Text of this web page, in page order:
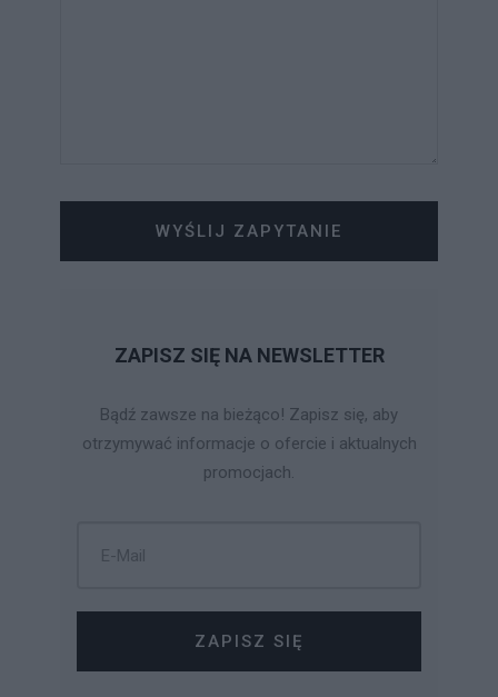
WYŚLIJ ZAPYTANIE
ZAPISZ SIĘ NA NEWSLETTER
Bądź zawsze na bieżąco! Zapisz się, aby
otrzymywać informacje o ofercie i aktualnych
promocjach.
ZAPISZ SIĘ